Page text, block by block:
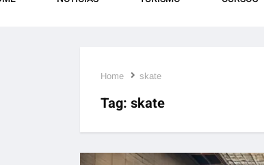
Home skate
Tag: skate